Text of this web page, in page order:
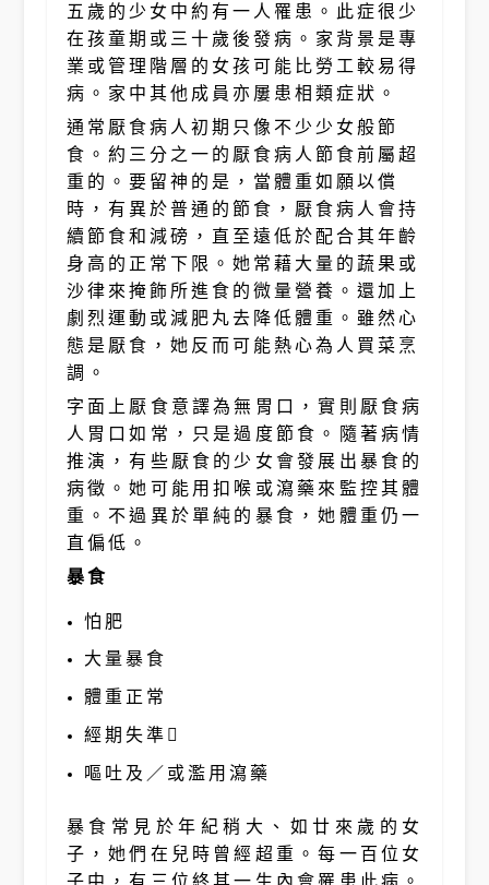
五歲的少女中約有一人罹患。此症很少
在孩童期或三十歲後發病。家背景是專
業或管理階層的女孩可能比勞工較易得
病。家中其他成員亦屢患相類症狀。
通常厭食病人初期只像不少少女般節
食。約三分之一的厭食病人節食前屬超
重的。要留神的是，當體重如願以償
時，有異於普通的節食，厭食病人會持
續節食和減磅，直至遠低於配合其年齡
身高的正常下限。她常藉大量的蔬果或
沙律來掩飾所進食的微量營養。還加上
劇烈運動或減肥丸去降低體重。雖然心
態是厭食，她反而可能熱心為人買菜烹
調。
字面上厭食意譯為無胃口，實則厭食病
人胃口如常，只是過度節食。隨著病情
推演，有些厭食的少女會發展出暴食的
病徵。她可能用扣喉或瀉藥來監控其體
重。不過異於單純的暴食，她體重仍一
直偏低。
暴食
怕肥
大量暴食
體重正常
經期失準
嘔吐及／或濫用瀉藥
暴食常見於年紀稍大、如廿來歲的女
子，她們在兒時曾經超重。每一百位女
子中，有三位終其一生內會罹患此病。